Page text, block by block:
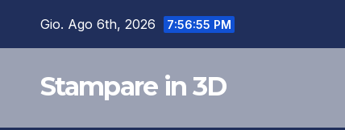
Gio. Ago 6th, 2026 7:56:56 PM
Stampare in 3D